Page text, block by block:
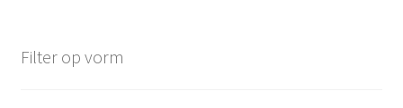
Filter op vorm